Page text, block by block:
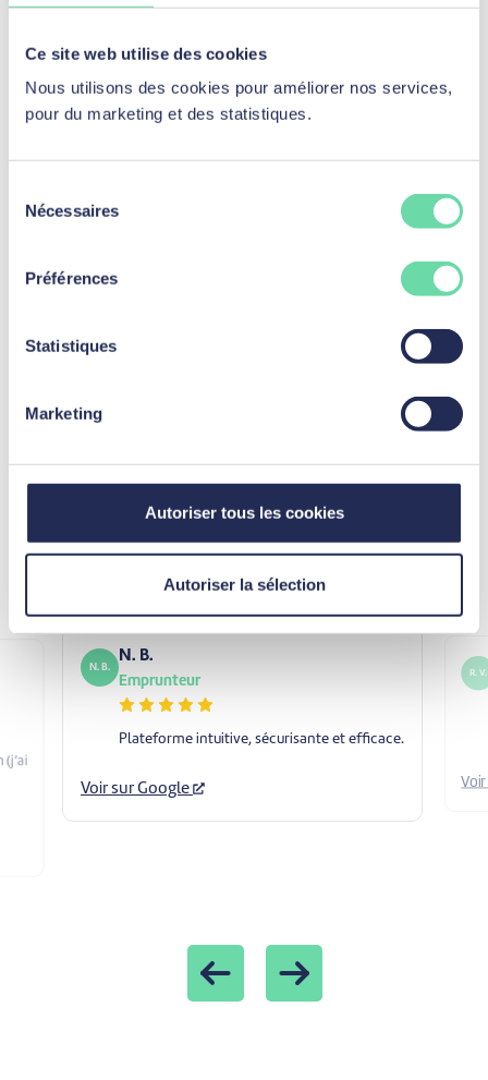
Ce site web utilise des cookies
Nous utilisons des cookies pour améliorer nos services,
pour du marketing et des statistiques.
Nécessaires
Préférences
Statistiques
Marketing
Autoriser tous les cookies
Autoriser la sélection
Déjà plus de
40300
clients satisfaits.
Voir tous les témoignages sur Google
(j’ai
N. B.
N. B.
Emprunteur
Plateforme intuitive, sécurisante et efficace.
Voir sur Google
R. V.